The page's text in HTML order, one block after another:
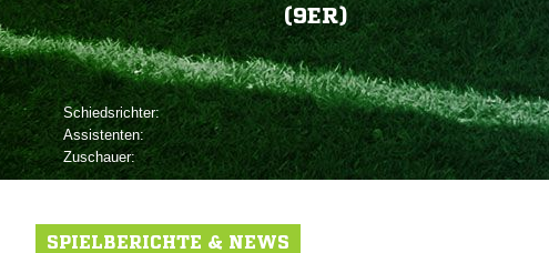
(9ER)
Schiedsrichter:
Assistenten:
Zuschauer:
SPIELBERICHTE & NEWS